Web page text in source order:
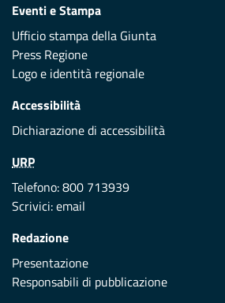
Eventi e Stampa
Ufficio stampa della Giunta
Press Regione
Logo e identità regionale
Accessibilità
Dichiarazione di accessibilità
URP
Telefono: 800 713939
Scrivici:email
Redazione
Presentazione
Responsabili di pubblicazione